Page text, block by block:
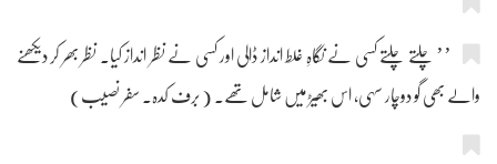
’’ چلتے چلتے کسی نے نگاہِ غلط انداز ڈالی اور کسی نے نظر انداز کیا۔ نظر بھر کر دیکھنے
والے بھی گو دوچار سہی، اس بھیڑ میں شامل تھے۔ ( برف کدہ۔ سفر نصیب)